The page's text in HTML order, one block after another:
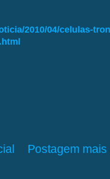
2010/04/celulas-
Postagem